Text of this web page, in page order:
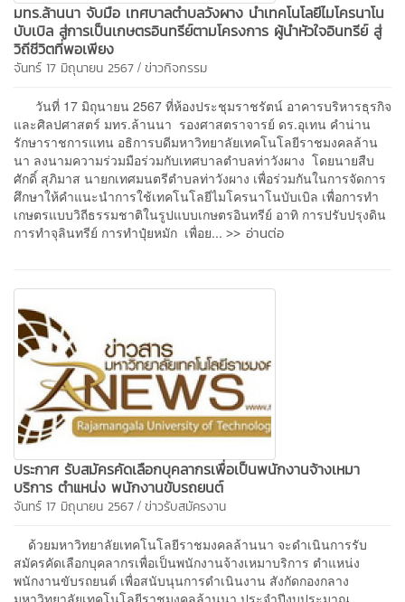
มทร.ล้านนา จับมือ เทศบาลตำบลวังผาง นำเทคโนโลยีไมโครนาโน
บับเบิล สู่การเป็นเกษตรอินทรีย์ตามโครงการ ผู้นำหัวใจอินทรีย์ สู่
วิถีชีวิตที่พอเพียง
จันทร์ 17 มิถุนายน 2567 / ข่าวกิจกรรม
วันที่ 17 มิถุนายน 2567 ที่ห้องประชุมราชรัตน์ อาคารบริหารธุรกิจ
และศิลปศาสตร์ มทร.ล้านนา รองศาสตราจารย์ ดร.อุเทน คำน่าน
รักษาราชการแทน อธิการบดีมหาวิทยาลัยเทคโนโลยีราชมงคลล้าน
นา ลงนามความร่วมมือร่วมกับเทศบาลตำบลท่าวังผาง โดยนายสืบ
ศักดิ์ สุภิมาส นายกเทศมนตรีตำบลท่าวังผาง เพื่อร่วมกันในการจัดการ
ศึกษาให้คำแนะนำการใช้เทคโนโลยีไมโครนาโนบับเบิล เพื่อการทำ
เกษตรแบบวิถีธรรมชาติในรูปแบบเกษตรอินทรีย์ อาทิ การปรับปรุงดิน
การทำจุลินทรีย์ การทำปุ๋ยหมัก เพื่อย... >> อ่านต่อ
ประกาศ รับสมัครคัดเลือกบุคลากรเพื่อเป็นพนักงานจ้างเหมา
บริการ ตำแหน่ง พนักงานขับรถยนต์
จันทร์ 17 มิถุนายน 2567 / ข่าวรับสมัครงาน
ด้วยมหาวิทยาลัยเทคโนโลยีราชมงคลล้านนา จะดำเนินการรับ
สมัครคัดเลือกบุคลากรเพื่อเป็นพนักงานจ้างเหมาบริการ ตำแหน่ง
พนักงานขับรถยนต์ เพื่อสนับนุนการดำเนินงาน สังกัดกองกลาง
มหาวิทยาลัยเทคโนโลยีราชมงคลล้านนา ประจำปีงบประมาณ